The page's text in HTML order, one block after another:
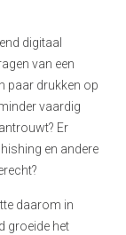
digitaal
van een
paar drukken op
vaardig
Er
en andere
daarom in
groeide het